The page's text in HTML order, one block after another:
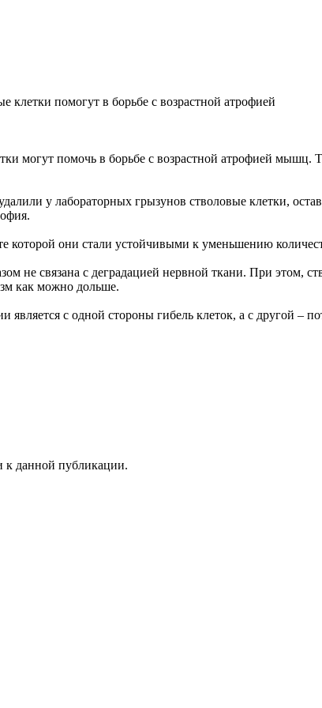
клетки помогут в борьбе с возрастной атрофией
могут помочь в борьбе с возрастной атрофией мышц.
у лабораторных грызунов стволовые клетки,
они стали устойчивыми к уменьшению
не связана с деградацией нервной ткани. При этом,
как можно дольше.
с одной стороны гибель клеток, а с другой
к данной публикации.